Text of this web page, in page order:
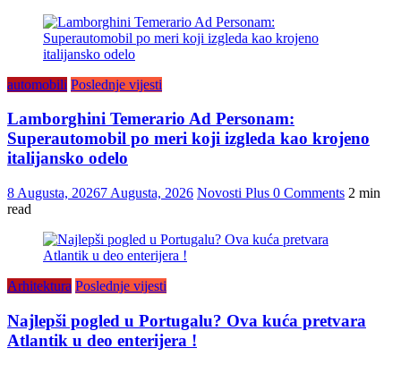
automobili Poslednje vijesti
Lamborghini Temerario Ad Personam:
Superautomobil po meri koji izgleda kao krojeno
italijansko odelo
8 Augusta, 20267 Augusta, 2026 Novosti Plus 0 Comments 2 min
read
Arhitektura Poslednje vijesti
Najlepši pogled u Portugalu? Ova kuća pretvara
Atlantik u deo enterijera !